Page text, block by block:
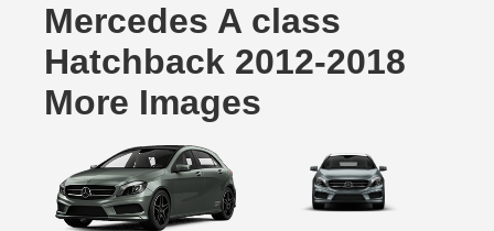
Mercedes A class
Hatchback 2012-2018
More Images